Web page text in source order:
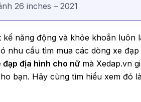
26 inches – 2021
kế năng động và khỏe khoắn luôn
nhu cầu tìm mua các dòng xe
đạp địa hình cho nữ mà Xedap.vn
bạn. Hãy cùng tìm hiểu xem đó